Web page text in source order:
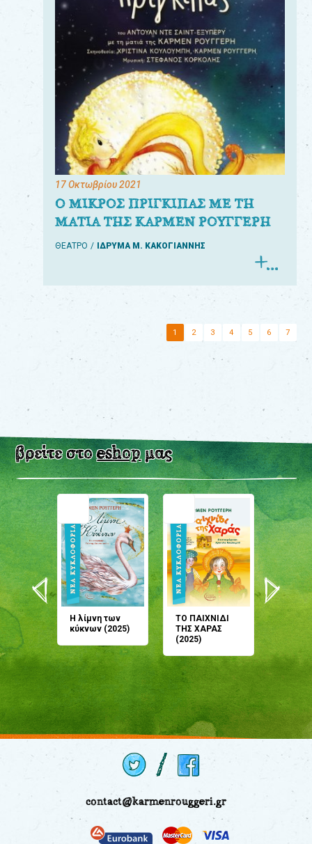
17 Οκτωβρίου 2021
Ο ΜΙΚΡΟΣ ΠΡΙΓΚΙΠΑΣ ΜΕ ΤΗ
ΜΑΤΙΑ ΤΗΣ ΚΑΡΜΕΝ ΡΟΥΓΓΕΡΗ
ΘΕΑΤΡΟ ΙΔΡΥΜΑ Μ. ΚΑΚΟΓΙΑΝΝΗΣ
1 2 3 4 5 6 7
βρείτε στοeshopμας
Η λίμνη των
κύκνων (2025)
ΤΟ ΠΑΙΧΝΙΔΙ
ΤΗΣ ΧΑΡΑΣ
(2025)
μου;
(2024)
contact@karmenrouggeri.gr